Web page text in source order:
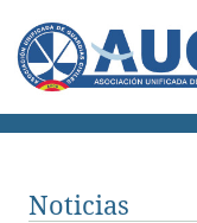
Noticias